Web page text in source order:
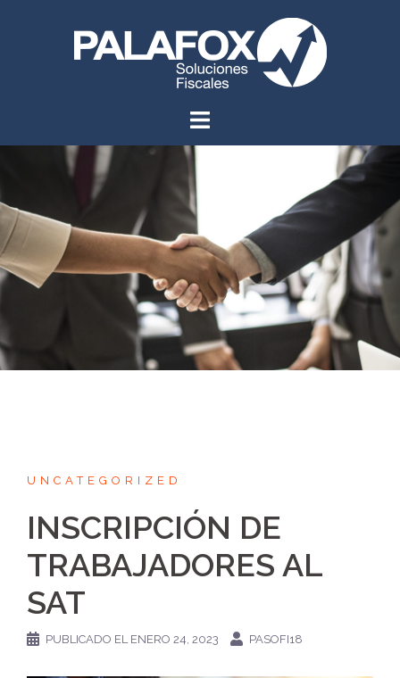
UNCATEGORIZED
INSCRIPCIÓN DE
TRABAJADORES AL
SAT
PUBLICADO EL ENERO 24, 2023 PASOFI18